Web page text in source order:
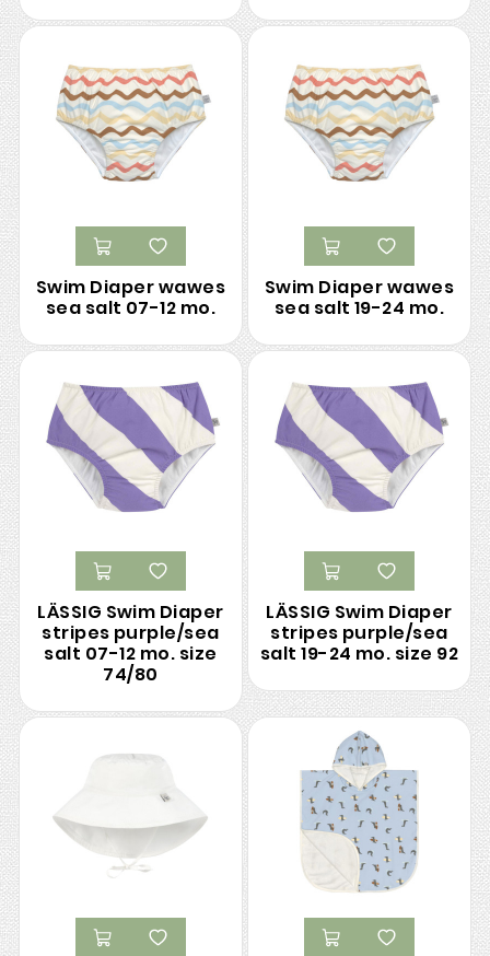
Swim Diaper wawes
sea salt 07-12 mo.
Swim Diaper wawes
sea salt 19-24 mo.
LÄSSIG Swim Diaper
stripes purple/sea
salt 07-12 mo. size
74/80
LÄSSIG Swim Diaper
stripes purple/sea
salt 19-24 mo. size 92